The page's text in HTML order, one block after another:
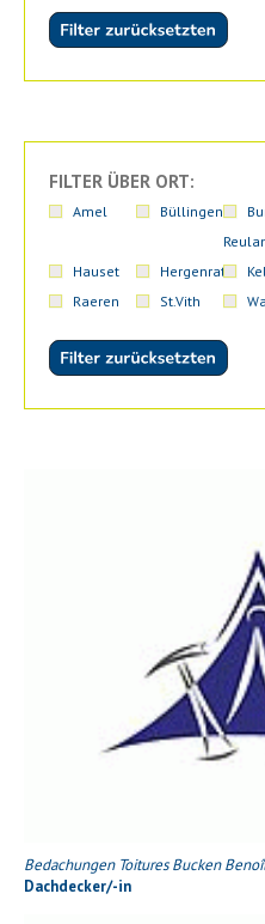
FILTER ÜBER ORT:
Amel Büllingen
Hauset
Hergenrath
Raeren
St.Vith
Bedachungen Toitures Bucken
Dachdecker/-in